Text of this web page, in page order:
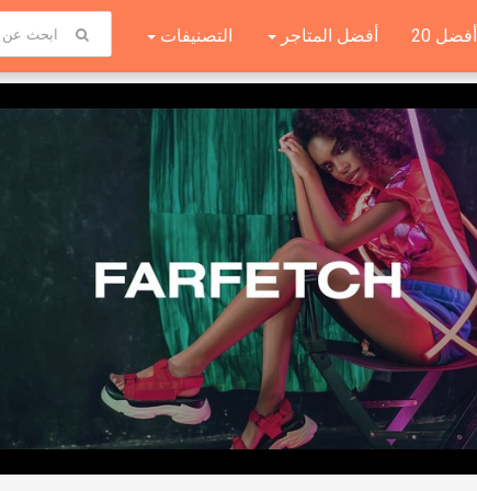
التصنيفات أفضل المتاجر أفضل 20